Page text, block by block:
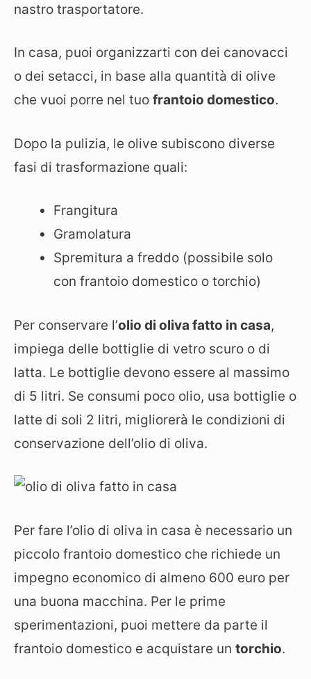
nastro trasportatore.
In casa, puoi organizzarti con dei canovacci
o dei setacci, in base alla quantità di olive
che vuoi porre nel tuo frantoio domestico.
Dopo la pulizia, le olive subiscono diverse
fasi di trasformazione quali:
Frangitura
Gramolatura
Spremitura a freddo (possibile solo
con frantoio domestico o torchio)
Per conservare l’olio di oliva fatto in casa,
impiega delle bottiglie di vetro scuro o di
latta. Le bottiglie devono essere al massimo
di 5 litri. Se consumi poco olio, usa bottiglie o
latte di soli 2 litri, migliorerà le condizioni di
conservazione dell’olio di oliva.
Per fare l’olio di oliva in casa è necessario un
piccolo frantoio domestico che richiede un
impegno economico di almeno 600 euro per
una buona macchina. Per le prime
sperimentazioni, puoi mettere da parte il
frantoio domestico e acquistare un torchio.